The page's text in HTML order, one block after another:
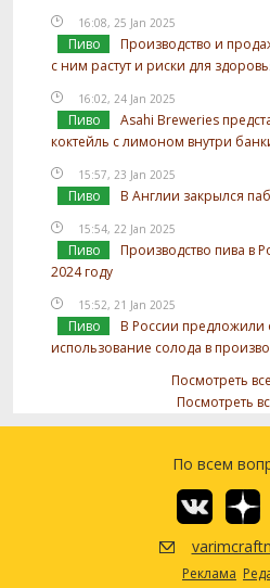
16:08, 25 Jan 2025
Пиво
Производство и
с ним растут и риски для
16:02, 24 Jan 2025
Пиво
Asahi Breweries
коктейль с лимоном внутри
15:57, 23 Jan 2025
Пиво В Англии закрылся
15:54, 22 Jan 2025
Пиво
Производство пива в
2024 году
15:52, 21 Jan 2025
Пиво
В России предложили
использование солода в
Посмотреть
Посмотреть
По всем
Реклама